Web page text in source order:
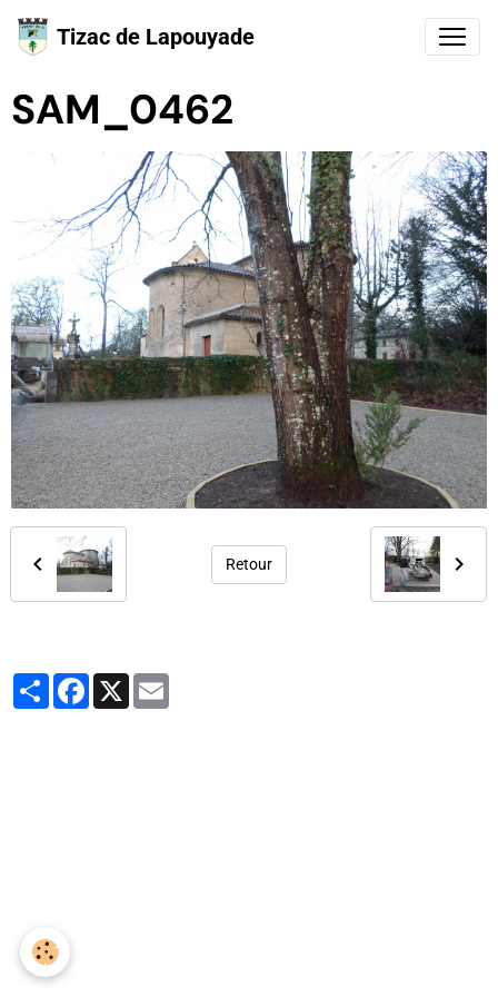
Tizac de Lapouyade
SAM_0462
Retour
PartagerFacebook
X